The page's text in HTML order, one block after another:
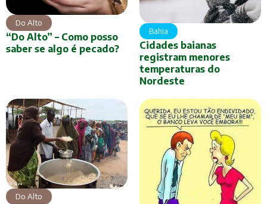
Do Alto
“Do Alto” – Como posso
saber se algo é pecado?
Bahia
Cidades baianas
registram menores
temperaturas do
Nordeste
Do Alto